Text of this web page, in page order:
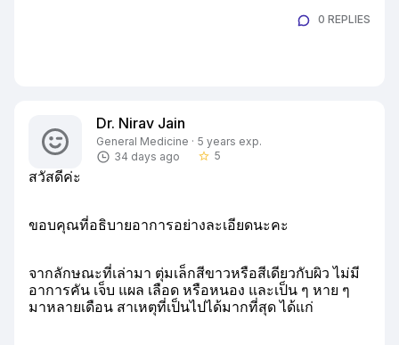
0 REPLIES
Dr. Nirav Jain
General Medicine · 5 years exp.
34 days ago
star_border 5
สวัสดีค่ะ
ขอบคุณที่อธิบายอาการอย่างละเอียดนะคะ
จากลักษณะที่เล่ามา ตุ่มเล็กสีขาวหรือสีเดียวกับผิว ไม่มี
อาการคัน เจ็บ แผล เลือด หรือหนอง และเป็น ๆ หาย ๆ
มาหลายเดือน สาเหตุที่เป็นไปได้มากที่สุด ได้แก่